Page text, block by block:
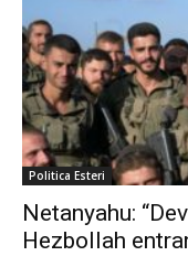
Politica Esteri
Netanyahu:
Hezbollah